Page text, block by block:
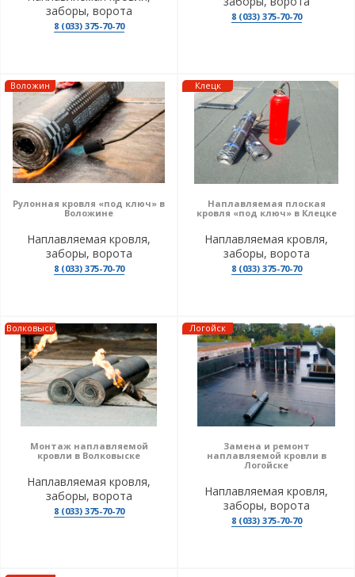
заборы, ворота
8 (033) 375-70-70
8 (033) 375-70-70
Воложин
Рулонная кровля «под ключ» в
Воложине
Наплавляемая кровля,
заборы, ворота
8 (033) 375-70-70
Клецк
Наплавляемая плоская
кровля «под ключ» в Клецке
Наплавляемая кровля,
заборы, ворота
8 (033) 375-70-70
Волковыск
Монтаж наплавляемой
кровли в Волковыске
Наплавляемая кровля,
заборы, ворота
8 (033) 375-70-70
Логойск
Замена и ремонт
наплавляемой кровли в
Логойске
Наплавляемая кровля,
заборы, ворота
8 (033) 375-70-70